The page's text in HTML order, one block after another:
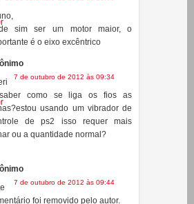
Tube
15 de setembro de 2012 às 18:06
sim ser um motor maior, o
é o eixo excêntrico
7 de outubro de 2012 às 09:34
como se liga os fios as
usando um vibrador de
ou a quantidade normal?